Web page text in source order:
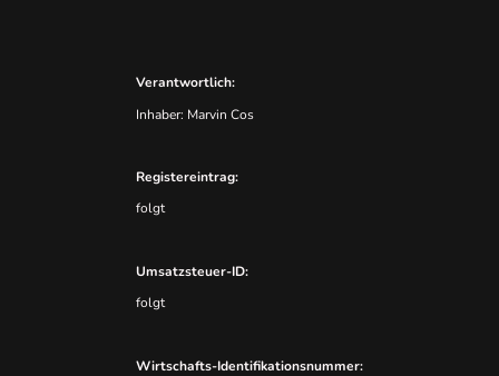
Verantwortlich:
Inhaber: Marvin Cos
Registereintrag:
folgt
Umsatzsteuer-ID:
folgt
Wirtschafts-Identifikationsnummer: